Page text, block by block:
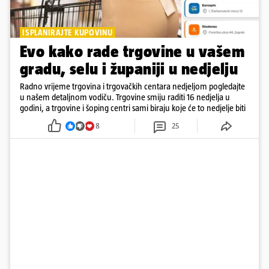
ISPLANIRAJTE KUPOVINU
Evo kako rade trgovine u vašem
gradu, selu i županiji u nedjelju
Radno vrijeme trgovina i trgovačkih centara nedjeljom pogledajte
u našem detaljnom vodiču. Trgovine smiju raditi 16 nedjelja u
godini, a trgovine i šoping centri sami biraju koje će to nedjelje biti
8 25